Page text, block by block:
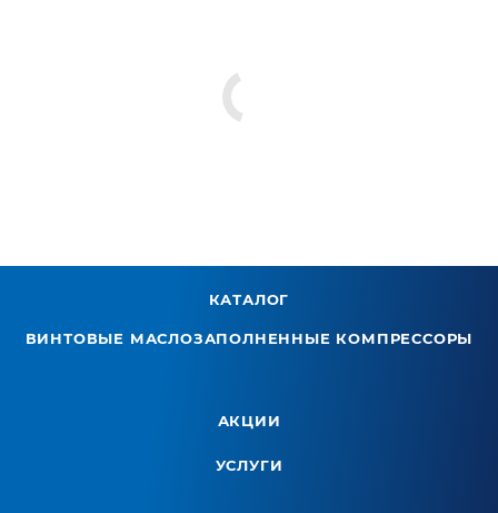
КАТАЛОГ
ВИНТОВЫЕ МАСЛОЗАПОЛНЕННЫЕ КОМПРЕССОРЫ
АКЦИИ
УСЛУГИ